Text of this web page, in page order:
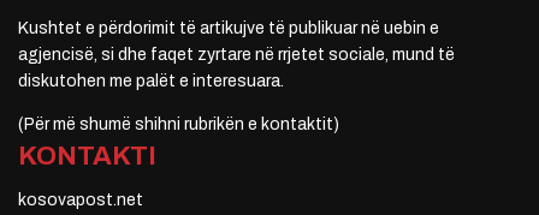
Kushtet e përdorimit të artikujve të publikuar në uebin e
agjencisë, si dhe faqet zyrtare në rrjetet sociale, mund të
diskutohen me palët e interesuara.
(Për më shumë shihni rubrikën e kontaktit)
KONTAKTI
kosovapost.net